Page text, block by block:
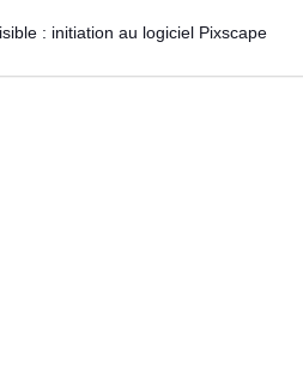
: initiation au logiciel Pixscape